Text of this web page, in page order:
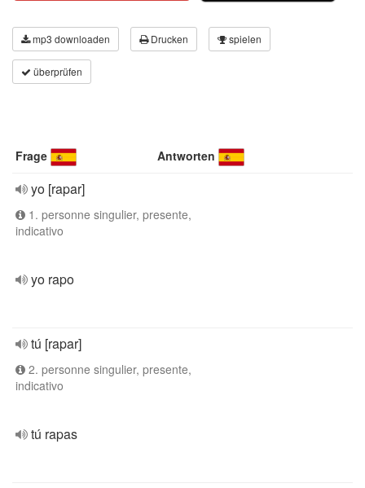
mp3 downloaden Drucken spielen
überprüfen
Frage Antworten
yo [rapar]
1. personne singulier, presente,
indicativo
yo rapo
tú [rapar]
2. personne singulier, presente,
indicativo
tú rapas